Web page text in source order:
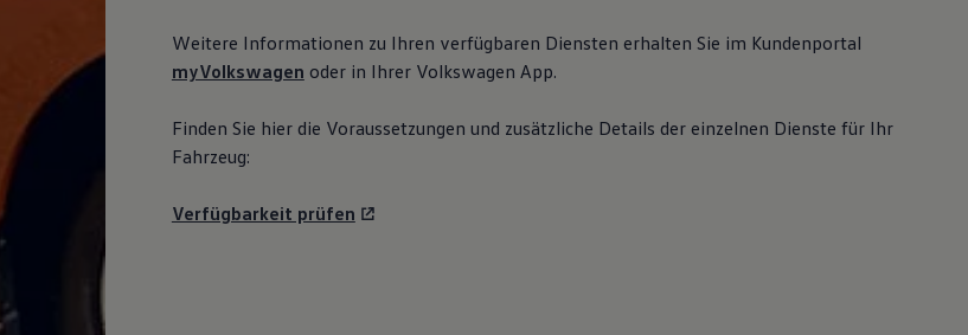
Weitere Informationen zu Ihren verfügbaren Diensten erhalten Sie im Kundenportal
myVolkswagen oder in Ihrer Volkswagen App.
Finden Sie hier die Voraussetzungen und zusätzliche Details der einzelnen Dienste für Ihr
Fahrzeug:
Verfügbarkeit prüfen